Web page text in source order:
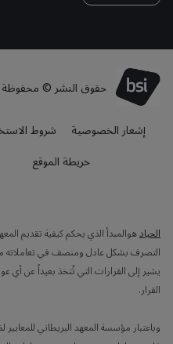
حقوق النشر © محفوظة
إشعار الخصوصية
شروط
خريطة الموقع
الحيادهوالمبدأ الذي يحكم كيفية تقديم
التصرف بشكل عادل ومنصف في تعاملاته
يشير إلى القرارات التي تُتخذ بعيداً عن
القرار.
وباعتبار مؤسسة المعهد البريطاني